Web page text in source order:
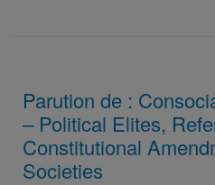
Parution de :
– Political Elites,
Constitutional
Societies